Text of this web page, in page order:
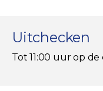
Uitchecken
Tot 11:00 uur op